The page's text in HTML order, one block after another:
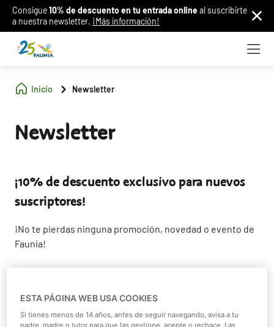
Consigue10% de descuento en tu entrada onlineal suscribirte
a nuestra newsletter. ¡Más información!
Inicio Newsletter
Newsletter
¡10% de descuento exclusivo para nuevos
suscriptores!
¡No te pierdas ninguna promoción, novedad o evento de
Faunia!
ESTA PÁGINA WEB USA COOKIES
Si tienes menos de 14 años, antes de seguir navegando, avisa a tu
padre, madre o tutor para que las gestione, acepte o rechace. Las